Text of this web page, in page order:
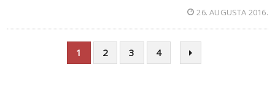
26. AUGUSTA 2016.
1 2 3 4